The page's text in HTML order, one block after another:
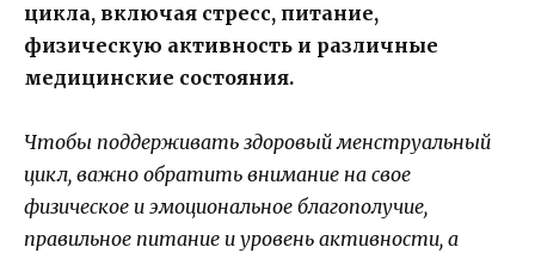
цикла, включая стресс, питание,
физическую активность и различные
медицинские состояния.
Чтобы поддерживать здоровый менструальный
цикл, важно обратить внимание на свое
физическое и эмоциональное благополучие,
правильное питание и уровень активности, а